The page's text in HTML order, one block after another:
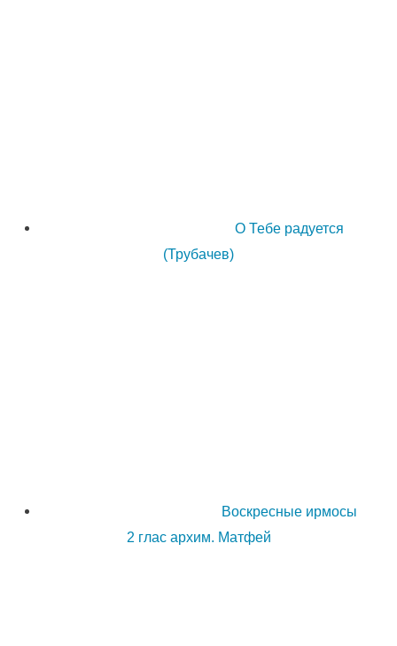
О Тебе радуется
(Трубачев)
Воскресные ирмосы
2 глас архим. Матфей